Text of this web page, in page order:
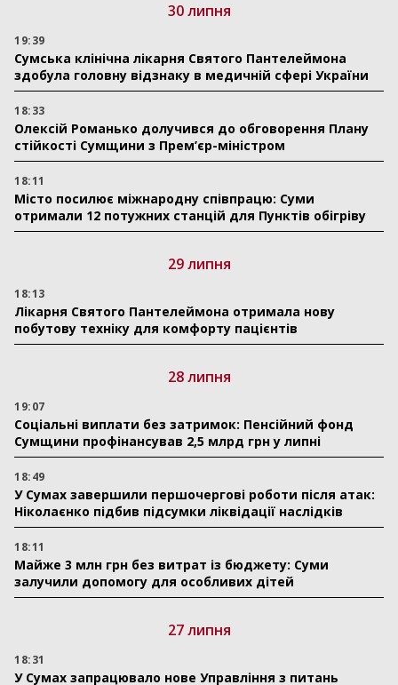
30 липня
19:39
Сумська клінічна лікарня Святого Пантелеймона
здобула головну відзнаку в медичній сфері України
18:33
Олексій Романько долучився до обговорення Плану
стійкості Сумщини з Прем’єр-міністром
18:11
Місто посилює міжнародну співпрацю: Суми
отримали 12 потужних станцій для Пунктів обігріву
29 липня
18:13
Лікарня Святого Пантелеймона отримала нову
побутову техніку для комфорту пацієнтів
28 липня
19:07
Соціальні виплати без затримок: Пенсійний фонд
Сумщини профінансував 2,5 млрд грн у липні
18:49
У Сумах завершили першочергові роботи після атак:
Ніколаєнко підбив підсумки ліквідації наслідків
18:11
Майже 3 млн грн без витрат із бюджету: Суми
залучили допомогу для особливих дітей
27 липня
18:31
У Сумах запрацювало нове Управління з питань